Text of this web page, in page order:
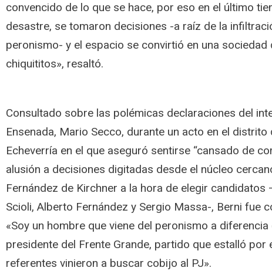
convencido de lo que se hace, por eso en el último
desastre, se tomaron decisiones -a raíz de la
peronismo- y el espacio se convirtió en una sociedad
chiquititos», resaltó.
Consultado sobre las polémicas declaraciones del
Ensenada, Mario Secco, durante un acto en el distrito
Echeverría en el que aseguró sentirse “cansado de
alusión a decisiones digitadas desde el núcleo
Fernández de Kirchner a la hora de elegir candidatos
Scioli, Alberto Fernández y Sergio Massa-, Berni fue
«Soy un hombre que viene del peronismo a
presidente del Frente Grande, partido que estalló por
referentes vinieron a buscar cobijo al PJ».